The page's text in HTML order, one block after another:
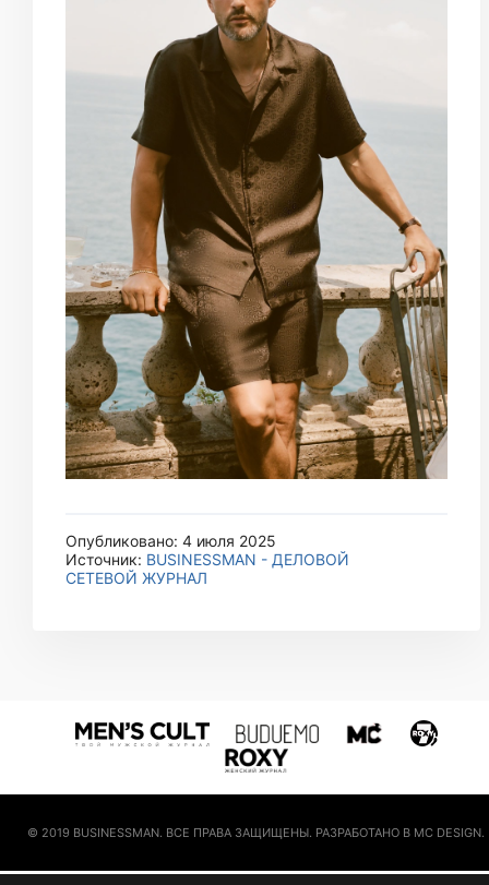
Опубликовано: 4 июля 2025
Источник: BUSINESSMAN - ДЕЛОВОЙ
СЕТЕВОЙ ЖУРНАЛ
© 2019 BUSINESSMAN. ВСЕ ПРАВА ЗАЩИЩЕНЫ. РАЗРАБОТАНО В MC DESIGN.